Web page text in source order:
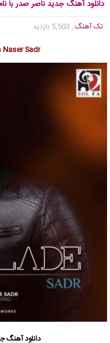
دانلود آهنگ جدید ناصر صدر با
تک آهنگ , 5,503 بازدید
Naser Sadr
دانلود آهنگ